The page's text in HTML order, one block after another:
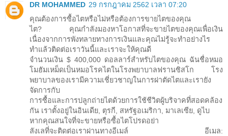
DR MOHAMMED 29 กรกฎาคม 2562 เวลา 07:20
คุณต้องการซื้อไตหรือไม่หรือต้องการขายไตของคุณ
ไต? คุณกำลังมองหาโอกาสที่จะขายไตของคุณเพื่อเงิน
เนื่องจากการพังทลายทางการเงินและคุณไม่รู้จะทำอย่างไร
ทำแล้วติดต่อเราวันนี้และเราจะให้คุณดี
จำนวนเงิน $ 400,000 ดอลลาร์สำหรับไตของคุณ ฉันชื่อหมอ
โมฮัมเหม็ดเป็นหมอโรคไตในโรงพยาบาลฟรานซิสโก โรง
พยาบาลของเรามีความเชี่ยวชาญในการผ่าตัดไตและเรายัง
จัดการกับ
การซื้อและการปลูกถ่ายไตด้วยการใช้ชีวิตผู้บริจาคที่สอดคล้อง
กัน เราตั้งอยู่ในอินเดีย, ตุรกี, สหรัฐอเมริกา, มาเลเซีย, ดูไบ
หากคุณสนใจที่จะขายหรือซื้อไตโปรดอย่า
ลังเลที่จะติดต่อเราผ่านทางอีเมล์ อีเมล: